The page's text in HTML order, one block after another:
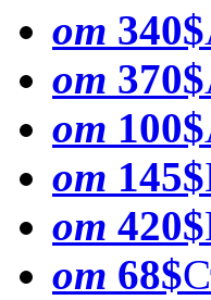
от 340$
от 370$
от 100$
от 145$
от 420$
от 68$